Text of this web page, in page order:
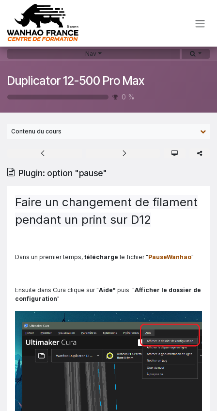
Se rendre au contenu
Nav
Duplicator 12-500 Pro Max
0 %
Contenu du cours
Plugin: option "pause"
Faire un changement de filament
pendant un print sur D12
Dans un premier temps, télécharge le fichier "PauseWanhao"
Ensuite dans Cura clique sur "Aide" puis "Afficher le dossier de
configuration"